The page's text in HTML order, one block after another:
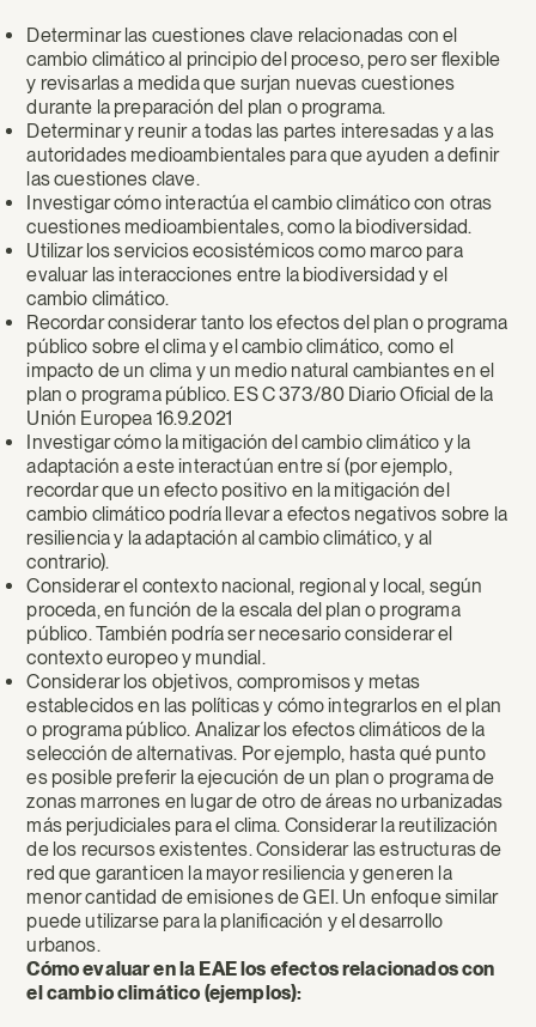
Determinar las cuestiones clave relacionadas con el
cambio climático al principio del proceso, pero ser flexible
y revisarlas a medida que surjan nuevas cuestiones
durante la preparación del plan o programa.
Determinar y reunir a todas las partes interesadas y a las
autoridades medioambientales para que ayuden a definir
las cuestiones clave.
Investigar cómo interactúa el cambio climático con otras
cuestiones medioambientales, como la biodiversidad.
Utilizar los servicios ecosistémicos como marco para
evaluar las interacciones entre la biodiversidad y el
cambio climático.
Recordar considerar tanto los efectos del plan o programa
público sobre el clima y el cambio climático, como el
impacto de un clima y un medio natural cambiantes en el
plan o programa público. ES C 373/80 Diario Oficial de la
Unión Europea 16.9.2021
Investigar cómo la mitigación del cambio climático y la
adaptación a este interactúan entre sí (por ejemplo,
recordar que un efecto positivo en la mitigación del
cambio climático podría llevar a efectos negativos sobre la
resiliencia y la adaptación al cambio climático, y al
contrario).
Considerar el contexto nacional, regional y local, según
proceda, en función de la escala del plan o programa
público. También podría ser necesario considerar el
contexto europeo y mundial.
Considerar los objetivos, compromisos y metas
establecidos en las políticas y cómo integrarlos en el plan
o programa público. Analizar los efectos climáticos de la
selección de alternativas. Por ejemplo, hasta qué punto
es posible preferir la ejecución de un plan o programa de
zonas marrones en lugar de otro de áreas no urbanizadas
más perjudiciales para el clima. Considerar la reutilización
de los recursos existentes. Considerar las estructuras de
red que garanticen la mayor resiliencia y generen la
menor cantidad de emisiones de GEI. Un enfoque similar
puede utilizarse para la planificación y el desarrollo
urbanos.
Cómo evaluar en la EAE los efectos relacionados con
el cambio climático (ejemplos):